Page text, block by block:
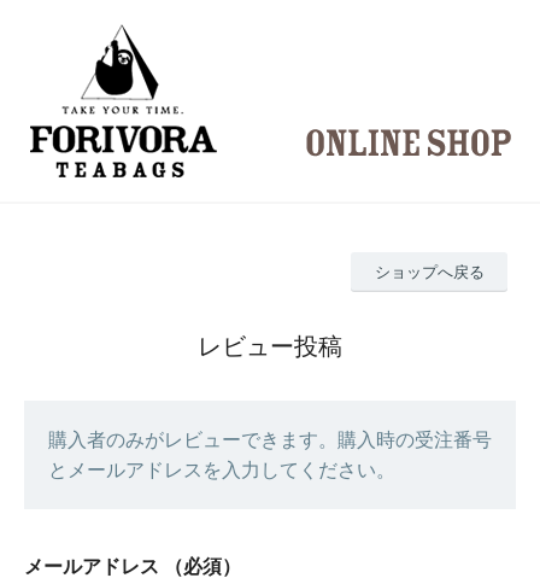
ショップへ戻る
レビュー投稿
購入者のみがレビューできます。購入時の受注番号
とメールアドレスを入力してください。
メールアドレス （必須）